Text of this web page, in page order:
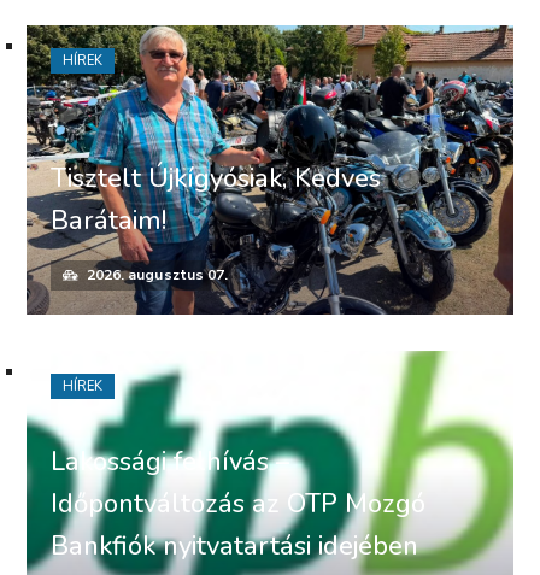
Tisztelt Újkígyósiak, Kedves
Barátaim!
2026. augusztus 07.
HÍREK
Lakossági felhívás –
Időpontváltozás az OTP Mozgó
Bankfiók nyitvatartási idejében
HÍREK